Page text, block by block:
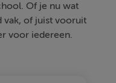
Of je nu wat
vak, of juist vooruit
voor iedereen.